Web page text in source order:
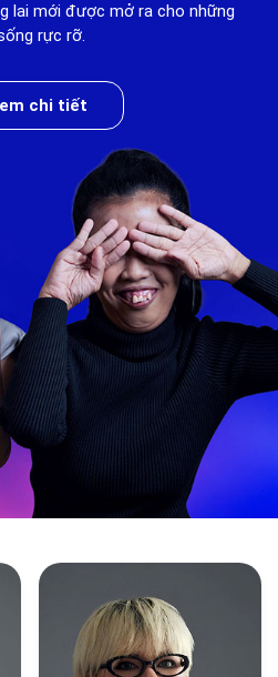
lai mới được mở ra cho những
rực rỡ.
chi tiết